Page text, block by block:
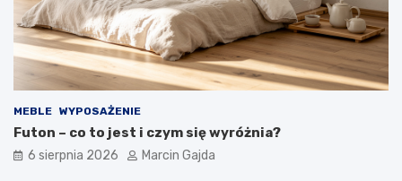
y
c
h
MEBLE WYPOSAŻENIE
Futon – co to jest i czym się wyróżnia?
6 sierpnia 2026 Marcin Gajda